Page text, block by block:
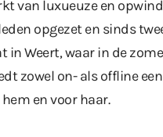
van luxueuze en
opgezet en sinds
Weert, waar in de
zowel on- als offline
en voor haar.